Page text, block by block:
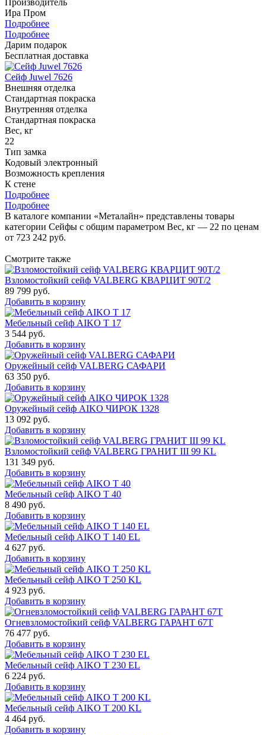
Ира Пром
Подробнее
Подробнее
Дарим подарок
Бесплатная доставка
Сейф Juwel 7626
Внешняя отделка
Стандартная покраска
Внутренняя отделка
Стандартная покраска
Вес, кг
22
Тип замка
Кодовый электронный
Возможность крепления
К стене
Подробнее
Подробнее
В каталоге компании «Металайн» представлены товары
категории Сейфы с общим параметром Вес, кг — 22 по ценам
от 723 242 руб.
Смотрите также
Взломостойкий сейф VALBERG КВАРЦИТ 90Т/2
89 799 руб.
Добавить в корзину
Мебельный сейф AIKO Т 17
3 544 руб.
Добавить в корзину
Оружейный сейф VALBERG САФАРИ
63 350 руб.
Добавить в корзину
Оружейный сейф AIKO ЧИРОК 1328
13 092 руб.
Добавить в корзину
Взломостойкий сейф VALBERG ГРАНИТ III 99 KL
131 349 руб.
Добавить в корзину
Мебельный сейф AIKO Т 40
8 490 руб.
Добавить в корзину
Мебельный сейф AIKO T 140 EL
4 627 руб.
Добавить в корзину
Мебельный сейф AIKO T 250 KL
4 923 руб.
Добавить в корзину
Огневзломостойкий сейф VALBERG ГАРАНТ 67T
76 477 руб.
Добавить в корзину
Мебельный сейф AIKO T 230 EL
6 224 руб.
Добавить в корзину
Мебельный сейф AIKO T 200 KL
4 464 руб.
Добавить в корзину